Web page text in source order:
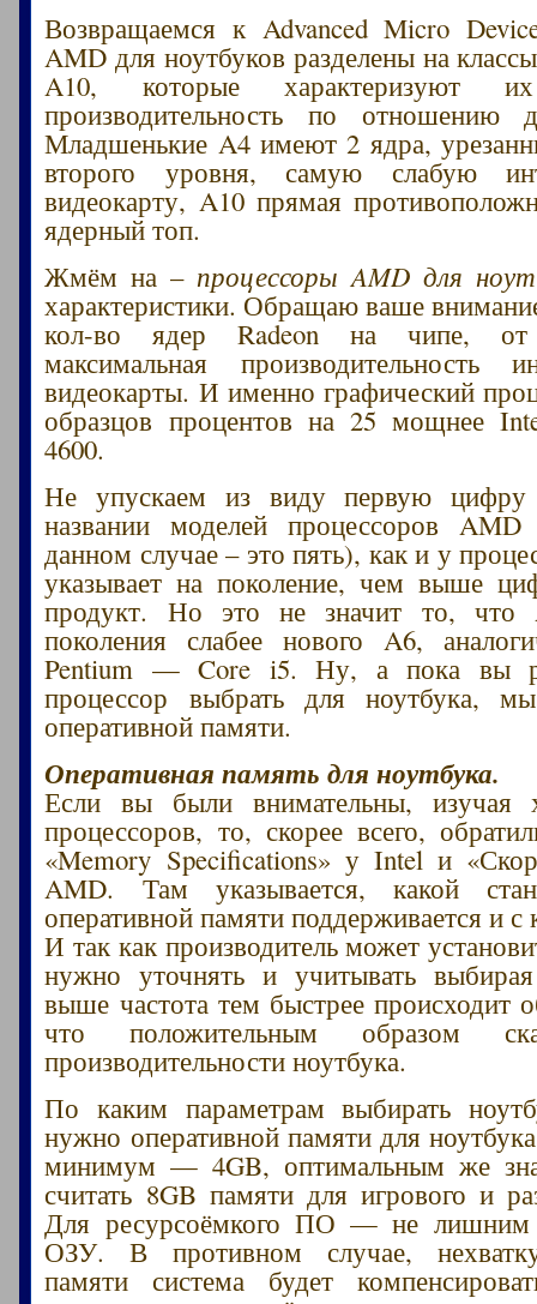
Возвращаемся к Advanced Micro
AMD для ноутбуков разделены на
A10, которые характеризуют
производительность по отношению
Младшенькие A4 имеют 2 ядра,
второго уровня, самую слабую
видеокарту, A10 прямая
ядерный топ.
Жмём на – процессоры AMD для
характеристики. Обращаю ваше
кол-во ядер Radeon на чипе, от
максимальная производительность
видеокарты. И именно графический
образцов процентов на 25 мощнее
4600.
Не упускаем из виду первую
названии моделей процессоров
данном случае – это пять), как и у
указывает на поколение, чем выше
продукт. Но это не значит то, что
поколения слабее нового A6,
Pentium — Core i5. Ну, а пока вы
процессор выбрать для ноутбука,
оперативной памяти.
Оперативная память для ноутбука.
Если вы были внимательны, изучая
процессоров, то, скорее всего,
«Memory Specifications» у Intel и
AMD. Там указывается, какой
оперативной памяти поддерживается и с
И так как производитель может
нужно уточнять и учитывать
выше частота тем быстрее происходит
что положительным образом
производительности ноутбука.
По каким параметрам выбирать
нужно оперативной памяти для
минимум — 4GB, оптимальным же
считать 8GB памяти для игрового и
Для ресурсоёмкого ПО — не лишним
ОЗУ. В противном случае,
памяти система будет